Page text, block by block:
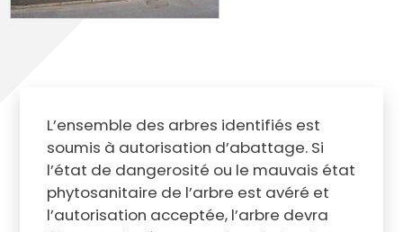
L’ensemble des arbres identifiés est
soumis à autorisation d’abattage. Si
l’état de dangerosité ou le mauvais état
phytosanitaire de l’arbre est avéré et
l’autorisation acceptée, l’arbre devra